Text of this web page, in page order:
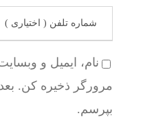
نام، ایمیل و
مرورگر ذخیره کن.
بپرسم.